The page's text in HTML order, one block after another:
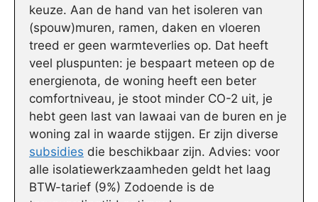
keuze. Aan de hand van het isoleren van
(spouw)muren, ramen, daken en vloeren
treed er geen warmteverlies op. Dat heeft
veel pluspunten: je bespaart meteen op de
energienota, de woning heeft een beter
comfortniveau, je stoot minder CO-2 uit, je
hebt geen last van lawaai van de buren en je
woning zal in waarde stijgen. Er zijn diverse
subsidies die beschikbaar zijn. Advies: voor
alle isolatiewerkzaamheden geldt het laag
BTW-tarief (9%) Zodoende is de